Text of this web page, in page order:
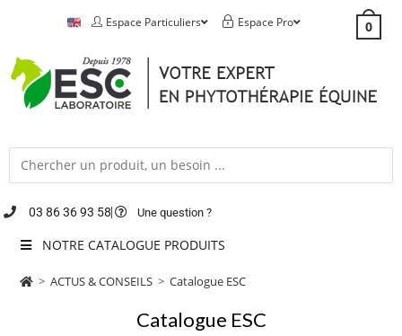
Espace Particuliers Espace Pro 0
03 86 36 93 58 Une question ?
NOTRE CATALOGUE PRODUITS
> ACTUS & CONSEILS > Catalogue ESC
Catalogue ESC